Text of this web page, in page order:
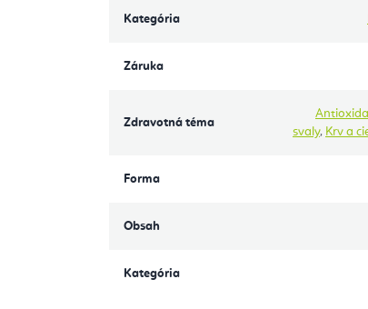
Kategória
Záruka
Zdravotná téma
svaly, Krv a
Forma
Obsah
Kategória